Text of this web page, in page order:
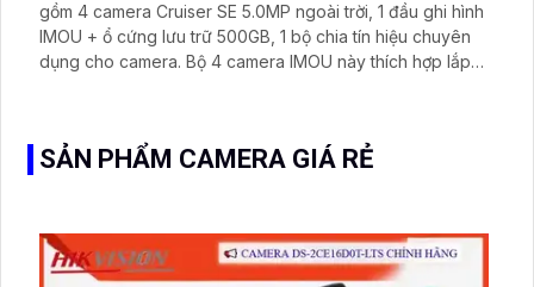
gồm 4 camera Cruiser SE 5.0MP ngoài trời, 1 đầu ghi hình
IMOU + ổ cứng lưu trữ 500GB, 1 bộ chia tín hiệu chuyên
dụng cho camera. Bộ 4 camera IMOU này thích hợp lắp
SẢN PHẨM CAMERA GIÁ RẺ